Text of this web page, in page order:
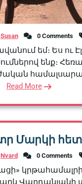
Susan 0 Comments
եմ։ Ես ու
ենք։
Read More
Մարկի հետ
Nvard 0 Comments